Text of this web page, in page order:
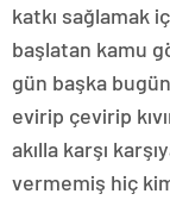
katkı sağlamak
başlatan kamu
gün başka
evirip çevirip
akılla karşı
vermemiş hiç